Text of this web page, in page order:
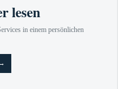
lesen
in einem persönlichen